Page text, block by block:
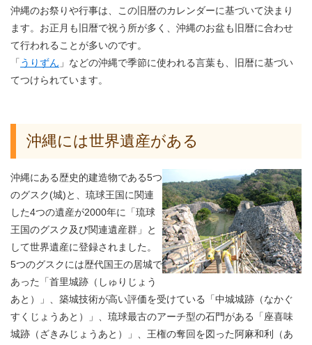
沖縄のお祭りや行事は、この旧暦のカレンダーに基づいて決まり
ます。お正月も旧暦で祝う所が多く、沖縄のお盆も旧暦に合わせ
て行われることが多いのです。
「 うりずん 」などの沖縄で季節に使われる言葉も、旧暦に基づい
てつけられています。
沖縄には世界遺産がある
沖縄にある歴史的建造物である5つ
のグスク(城)と、琉球王国に関連
した4つの遺産が2000年に「琉球
王国のグスク及び関連遺産群」と
して世界遺産に登録されました。
5つのグスクには歴代国王の居城で
あった「首里城跡（しゅりじょう
あと）」、築城技術が高い評価を受けている「中城城跡（なかぐ
すくじょうあと）」、琉球最古のアーチ型の石門がある「座喜味
城跡（ざきみじょうあと）」、王権の奪回を図った阿麻和利（あ